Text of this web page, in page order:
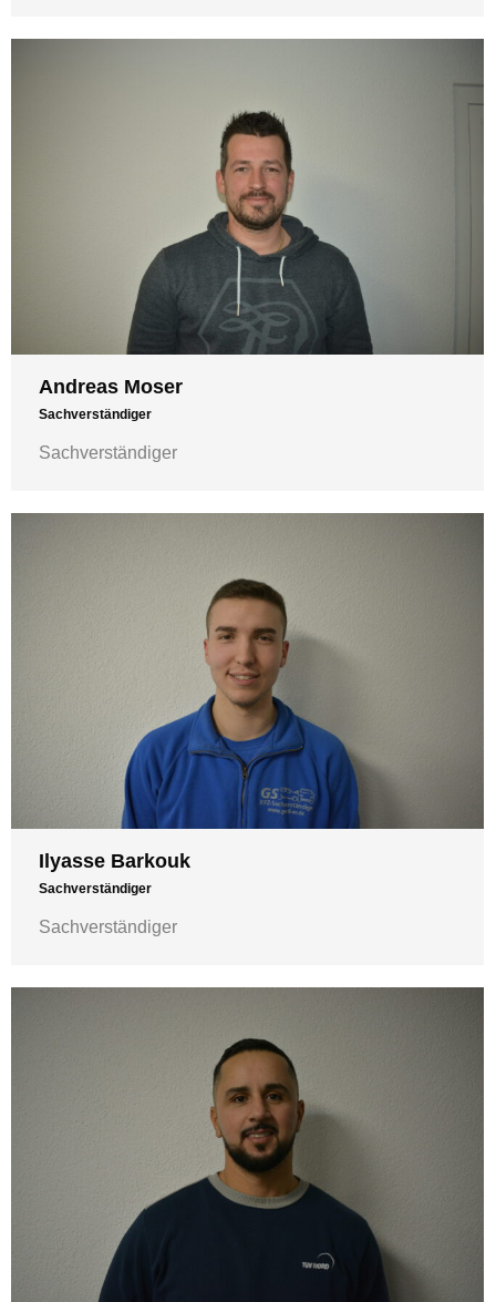
Andreas Moser
Sachverständiger
Sachverständiger
Ilyasse Barkouk
Sachverständiger
Sachverständiger